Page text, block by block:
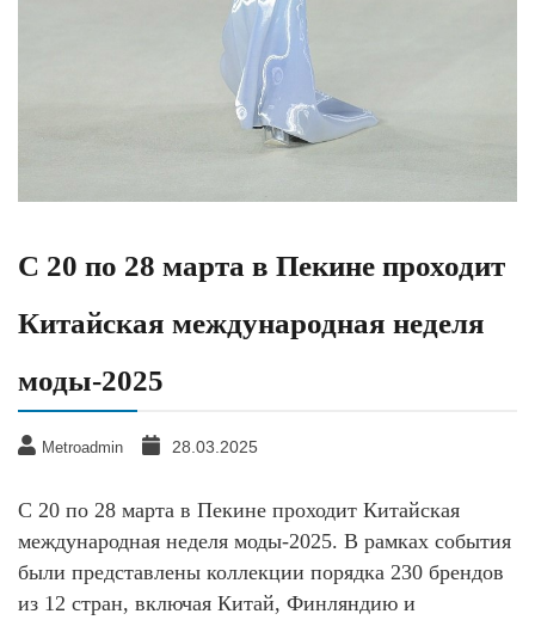
С 20 по 28 марта в Пекине проходит
Китайская международная неделя
моды-2025
Metroadmin 28.03.2025
С 20 по 28 марта в Пекине проходит Китайская
международная неделя моды-2025. В рамках события
были представлены коллекции порядка 230 брендов
из 12 стран, включая Китай, Финляндию и